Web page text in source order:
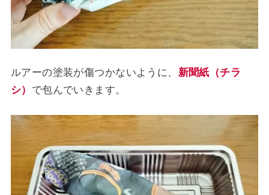
ルアーの塗装が傷つかないように、 新聞紙（チラ
シ） で包んでいきます。